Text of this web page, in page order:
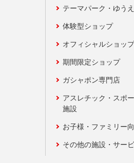
テーマパーク・ゆう
体験型ショップ
オフィシャルショッ
期間限定ショップ
ガシャポン専門店
アスレチック・スポ
施設
お子様・ファミリー
その他の施設・サー